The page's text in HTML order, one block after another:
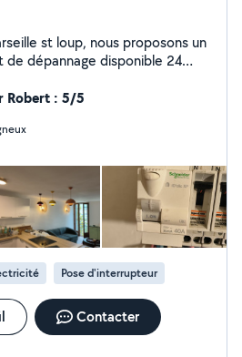
st loup, nous proposons un
dépannage disponible 24
la mise aux normes
installation électrique, la
tout autre nature de travaux
un devis pour des petits
dans les plus brefs délais.
Robert : 5/5
Pose d'interrupteur
Contacter